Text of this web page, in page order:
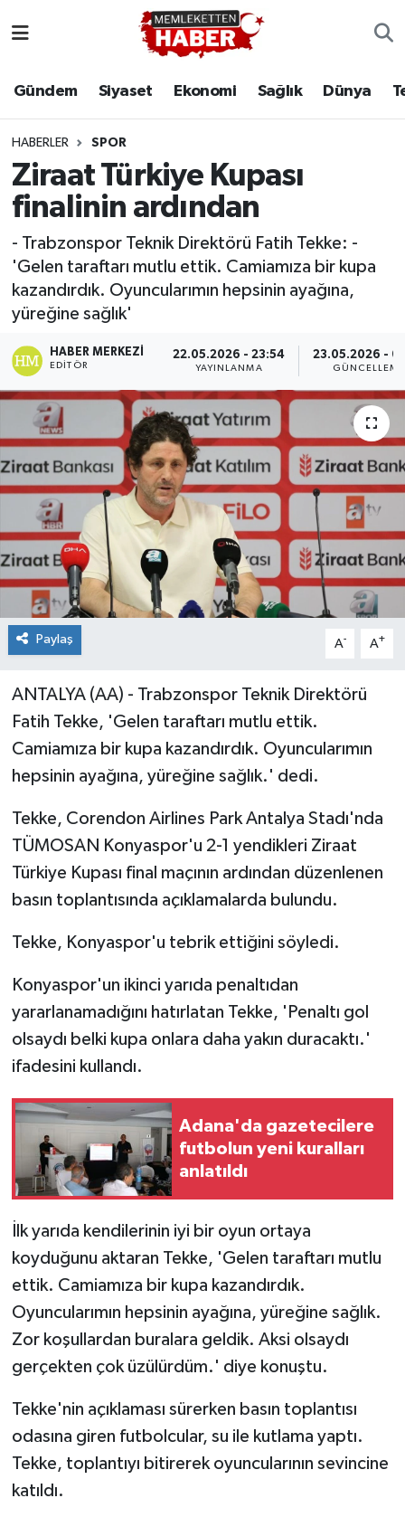
Gündem Siyaset Ekonomi Sağlık Dünya
HABERLER SPOR
Ziraat Türkiye Kupası
finalinin ardından
- Trabzonspor Teknik Direktörü Fatih Tekke: -
'Gelen taraftarı mutlu ettik. Camiamıza bir kupa
kazandırdık. Oyuncularımın hepsinin ayağına,
yüreğine sağlık'
HABER MERKEZI
EDITÖR
22.05.2026 - 23:54
YAYINLANMA
23.05.2026 -
GÜNCELLEME
Paylaş A- A+
ANTALYA (AA) - Trabzonspor Teknik Direktörü
Fatih Tekke, 'Gelen taraftarı mutlu ettik.
Camiamıza bir kupa kazandırdık. Oyuncularımın
hepsinin ayağına, yüreğine sağlık.' dedi.
Tekke, Corendon Airlines Park Antalya Stadı'nda
TÜMOSAN Konyaspor'u 2-1 yendikleri Ziraat
Türkiye Kupası final maçının ardından düzenlenen
basın toplantısında açıklamalarda bulundu.
Tekke, Konyaspor'u tebrik ettiğini söyledi.
Konyaspor'un ikinci yarıda penaltıdan
yararlanamadığını hatırlatan Tekke, 'Penaltı gol
olsaydı belki kupa onlara daha yakın duracaktı.'
ifadesini kullandı.
Adana'da gazetecilere
futbolun yeni kuralları
anlatıldı
İlk yarıda kendilerinin iyi bir oyun ortaya
koyduğunu aktaran Tekke, 'Gelen taraftarı mutlu
ettik. Camiamıza bir kupa kazandırdık.
Oyuncularımın hepsinin ayağına, yüreğine sağlık.
Zor koşullardan buralara geldik. Aksi olsaydı
gerçekten çok üzülürdüm.' diye konuştu.
Tekke'nin açıklaması sürerken basın toplantısı
odasına giren futbolcular, su ile kutlama yaptı.
Tekke, toplantıyı bitirerek oyuncularının sevincine
katıldı.